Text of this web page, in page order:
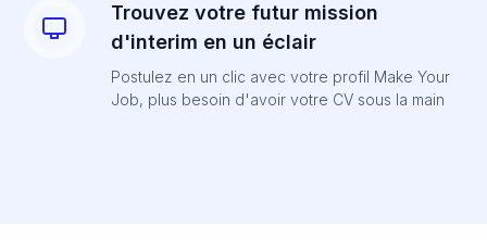
Trouvez votre futur mission
d'interim en un éclair
Postulez en un clic avec votre profil Make Your
Job, plus besoin d'avoir votre CV sous la main